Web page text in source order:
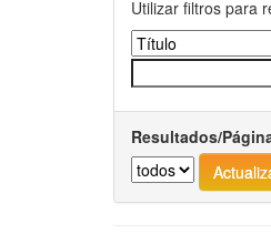
Utilizar filtros para
Resultados/